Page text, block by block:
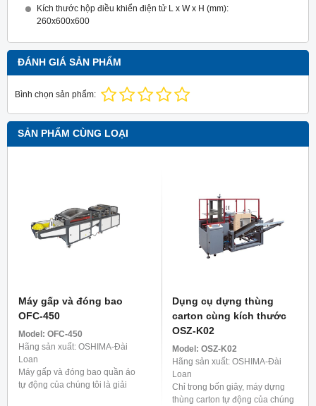
Kích thước hộp điều khiển điện tử L x W x H (mm):
260x600x600
ĐÁNH GIÁ SẢN PHẨM
Bình chọn sản phẩm:
SẢN PHẨM CÙNG LOẠI
Máy gấp và đóng bao
OFC-450
Model: OFC-450
Hãng sản xuất: OSHIMA-Đài
Loan
Máy gấp và đóng bao quần áo
tự động của chúng tôi là giải
Dụng cụ dựng thùng
carton cùng kích thước
OSZ-K02
Model: OSZ-K02
Hãng sản xuất: OSHIMA-Đài
Loan
Chỉ trong bốn giây, máy dựng
thùng carton tự động của chúng